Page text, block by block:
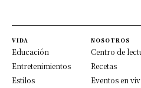
VIDA
Educación
Entretenimientos
Estilos
NOSOTROS
Centro de
Recetas
Eventos en